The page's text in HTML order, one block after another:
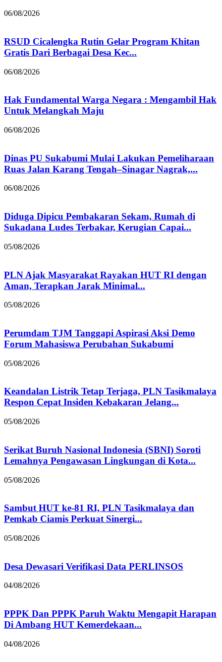
06/08/2026
RSUD Cicalengka Rutin Gelar Program Khitan
Gratis Dari Berbagai Desa Kec...
06/08/2026
Hak Fundamental Warga Negara : Mengambil Hak
Untuk Melangkah Maju
06/08/2026
Dinas PU Sukabumi Mulai Lakukan Pemeliharaan
Ruas Jalan Karang Tengah–Sinagar Nagrak,...
06/08/2026
Diduga Dipicu Pembakaran Sekam, Rumah di
Sukadana Ludes Terbakar, Kerugian Capai...
05/08/2026
PLN Ajak Masyarakat Rayakan HUT RI dengan
Aman, Terapkan Jarak Minimal...
05/08/2026
Perumdam TJM Tanggapi Aspirasi Aksi Demo
Forum Mahasiswa Perubahan Sukabumi
05/08/2026
Keandalan Listrik Tetap Terjaga, PLN Tasikmalaya
Respon Cepat Insiden Kebakaran Jelang...
05/08/2026
Serikat Buruh Nasional Indonesia (SBNI) Soroti
Lemahnya Pengawasan Lingkungan di Kota...
05/08/2026
Sambut HUT ke-81 RI, PLN Tasikmalaya dan
Pemkab Ciamis Perkuat Sinergi...
05/08/2026
Desa Dewasari Verifikasi Data PERLINSOS
04/08/2026
PPPK Dan PPPK Paruh Waktu Mengapit Harapan
Di Ambang HUT Kemerdekaan...
04/08/2026